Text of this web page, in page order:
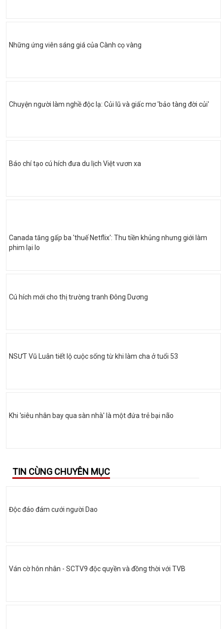
Những ứng viên sáng giá của Cành cọ vàng
Chuyện người làm nghề độc lạ: Củi lũ và giấc mơ 'bảo tàng đời củi'
Báo chí tạo cú hích đưa du lịch Việt vươn xa
Canada tăng gấp ba 'thuế Netflix': Thu tiền khủng nhưng giới làm
phim lại lo
Cú hích mới cho thị trường tranh Đông Dương
NSƯT Vũ Luân tiết lộ cuộc sống từ khi làm cha ở tuổi 53
Khi 'siêu nhân bay qua sàn nhà' là một đứa trẻ bại não
TIN CÙNG CHUYÊN MỤC
Độc đáo đám cưới người Dao
Ván cờ hôn nhân - SCTV9 độc quyền và đồng thời với TVB